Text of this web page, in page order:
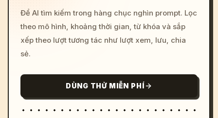
Để AI tìm kiếm trong hàng chục nghìn prompt. Lọc
theo mô hình, khoảng thời gian, từ khóa và sắp
xếp theo lượt tương tác như lượt xem, lưu, chia
sẻ.
DÙNG THỬ MIỄN PHÍ